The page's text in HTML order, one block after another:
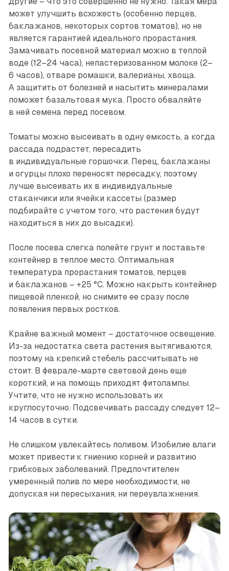
может улучшить всхожесть (особенно перцев,
баклажанов, некоторых сортов томатов), но не
является гарантией идеального прорастания.
Замачивать посевной материал можно в теп­лой
воде (12–24 часа), непастеризо­ванном молоке (2–
6 часов), отваре ромашки, валерианы, хвоща.
А защитить от болезней и насытить минералами
поможет базальтовая мука. Просто обваляйте
в ней семена перед посевом.
Томаты можно высеивать в одну емкость, а когда
рассада подрастет, пересадить
в индивидуальные горшочки. Перец, баклажаны
и огурцы плохо переносят пересадку, поэтому
лучше высеивать их в индивидуальные
стаканчики или ячейки кассеты (размер
подбирайте с учетом того, что растения будут
находиться в них до высадки).
После посева слегка полейте грунт и поставьте
контейнер в теплое место. Оптимальная
температура прорастания томатов, перцев
и баклажанов – +25 °С. Можно накрыть контейнер
пищевой пленкой, но снимите ее сразу после
появления первых ростков.
Крайне важный момент – достаточное освещение.
Из-за недостатка света растения вытягиваются,
по­этому на крепкий стебель рассчитывать не
стоит. В феврале-марте световой день еще
короткий, и на помощь приходят фитолампы.
Учтите, что не нужно использовать их
круглосуточно. Подсвечивать рассаду следует 12–
14 часов в сутки.
Не слишком увлекайтесь поливом. Изобилие влаги
может привести к гниению корней и развитию
грибковых заболеваний. Предпочтителен
умеренный полив по мере необходимости, не
допуская ни пересыхания, ни переувлажнения.